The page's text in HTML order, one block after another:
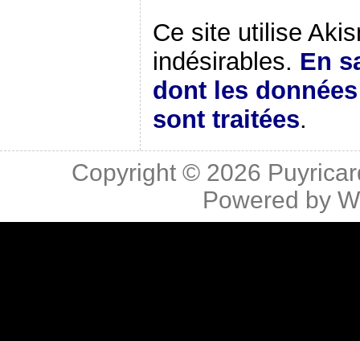
Ce site utilise
indésirables. En
dont les
sont traitées.
Copyright © 2026
Powered by